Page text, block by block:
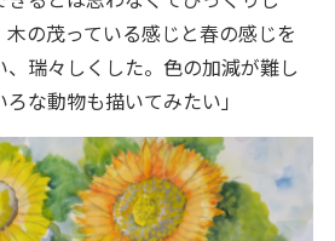
の茂っている感じと春の感じを
瑞々しくした。色の加減が難し
な動物も描いてみたい」